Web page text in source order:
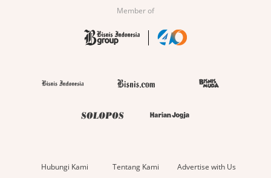
Member of
Hubungi Kami Tentang Kami Advertise with Us